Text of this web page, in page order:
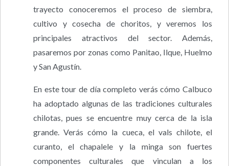
trayecto conoceremos el proceso de siembra,
cultivo y cosecha de choritos, y veremos los
principales atractivos del sector. Además,
pasaremos por zonas como Panitao, Ilque, Huelmo
y San Agustín.
En este tour de día completo verás cómo Calbuco
ha adoptado algunas de las tradiciones culturales
chilotas, pues se encuentre muy cerca de la isla
grande. Verás cómo la cueca, el vals chilote, el
curanto, el chapalele y la minga son fuertes
componentes culturales que vinculan a los